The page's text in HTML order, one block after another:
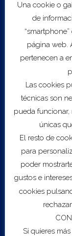
Saber más
Servicios
Asesoramiento
Una cookie o
de
página web.
pertenecen a
Las cookies
técnicas son
pueda
únicas
El resto de
para
poder
gustos e
cookies
Si quieres